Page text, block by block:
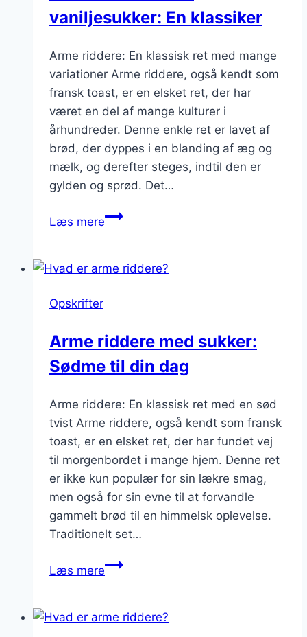
vaniljesukker: En klassiker
Arme riddere: En klassisk ret med mange
variationer Arme riddere, også kendt som
fransk toast, er en elsket ret, der har
været en del af mange kulturer i
århundreder. Denne enkle ret er lavet af
brød, der dyppes i en blanding af æg og
mælk, og derefter steges, indtil den er
gylden og sprød. Det…
Læs mereArme
vaniljesukker:
Opskrifter
Arme riddere med sukker:
Sødme til din dag
Arme riddere: En klassisk ret med en sød
tvist Arme riddere, også kendt som fransk
toast, er en elsket ret, der har fundet vej
til morgenbordet i mange hjem. Denne ret
er ikke kun populær for sin lækre smag,
men også for sin evne til at forvandle
gammelt brød til en himmelsk oplevelse.
Traditionelt set…
Læs mereArme
sukker: